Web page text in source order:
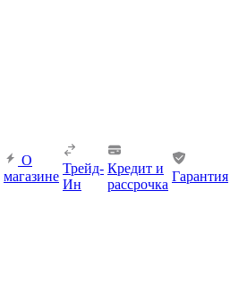
О
магазине
Трейд-
Ин
Кредит и
рассрочка
Гарантия